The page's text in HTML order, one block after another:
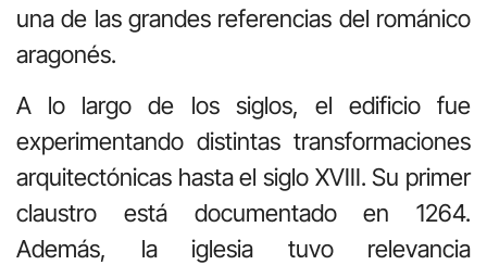
una de las grandes referencias del románico
aragonés.
A lo largo de los siglos, el edificio fue
experimentando distintas transformaciones
arquitectónicas hasta el siglo XVIII. Su primer
claustro está documentado en 1264.
Además, la iglesia tuvo relevancia